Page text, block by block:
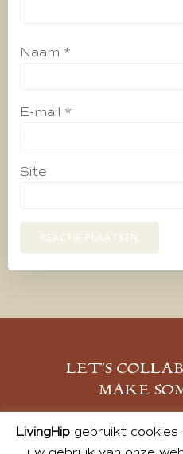
Naam *
E-mail *
Site
LET’S
MAKE
MELD
LivingHipgebruikt cookies